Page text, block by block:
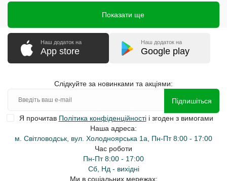
Показати ще
Наш додаток на
App store
Наш додаток на
Google play
Слідкуйте за новинками та акціями:
Підпишіться
Я прочитав Політика конфіденційностіі згоден з вимогами
Наша адреса:
м. Світловодськ, вул. Холодноярська 1а, Пн-Пт 8:00 - 17:00
Час роботи
Пн-Пт 8:00 - 17:00
Сб, Нд - вихідні
Ми в соціальних мережах: